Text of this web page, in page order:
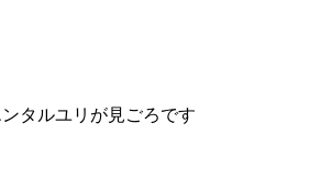
タルユリが見ごろです